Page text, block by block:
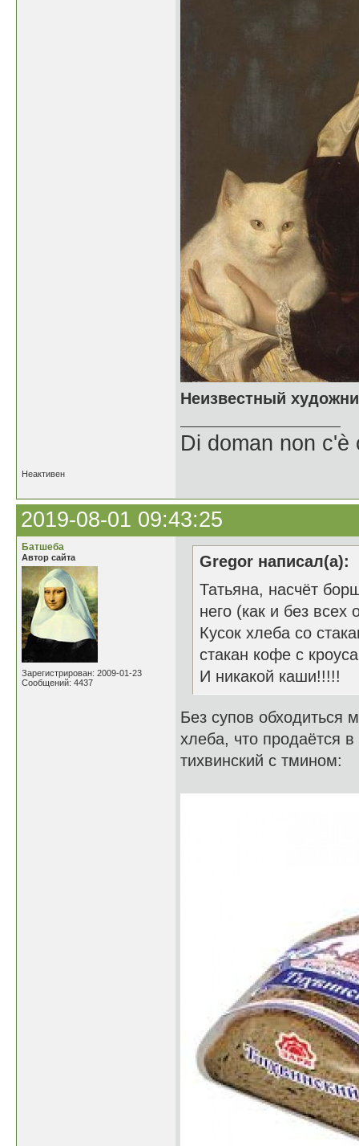
Неизвестный
Di doman non c'è
Неактивен
2019-08-01 09:43:25
Батшеба
Автор сайта
Зарегистрирован: 2009-01-23
Сообщений: 4437
Gregor написал(а):
Татьяна, насчёт
него (как и без всех
Кусок хлеба со
стакан кофе с
И никакой каши!!!!!
Без супов обходиться
хлеба, что продаётся
тихвинский с тмином: